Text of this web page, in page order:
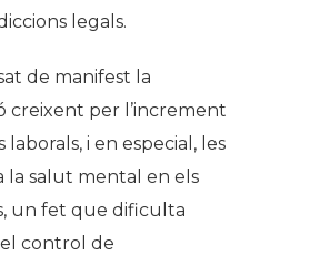
legals.
de manifest la
creixent per l’increment
laborals, i en especial, les
la salut mental en els
un fet que dificulta
control de